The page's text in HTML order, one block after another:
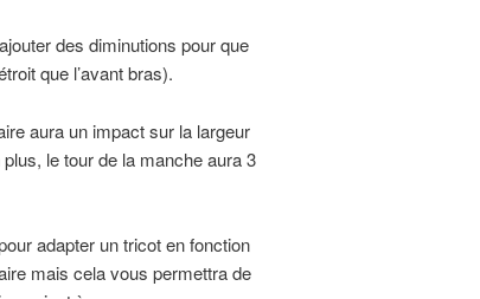
des diminutions pour que
que l’avant bras).
aura un impact sur la largeur
le tour de la manche aura 3
adapter un tricot en fonction
mais cela vous permettra de